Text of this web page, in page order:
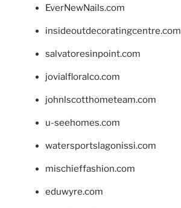
EverNewNails.com
insideoutdecoratingcentre.com
salvatoresinpoint.com
jovialfloralco.com
johnlscotthometeam.com
u-seehomes.com
watersportslagonissi.com
mischieffashion.com
eduwyre.com